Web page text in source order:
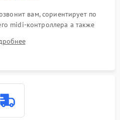
вам, сориентирует по
midi-контроллера а также